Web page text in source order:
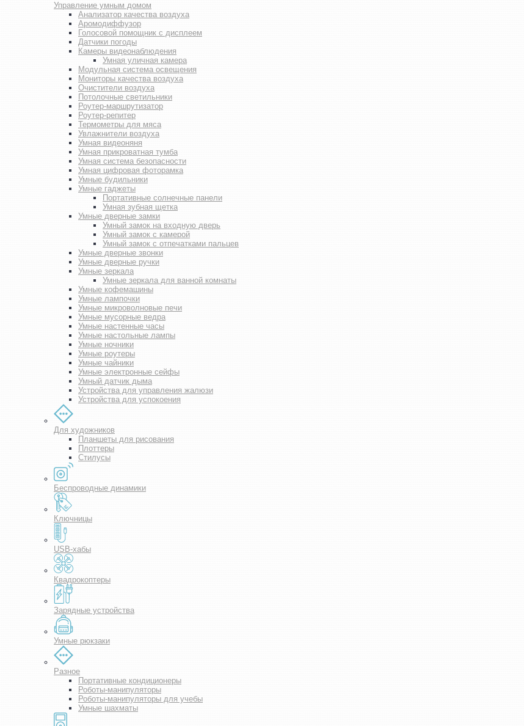
Управление умным домом
Анализатор качества воздуха
Аромодиффузор
Голосовой помощник с дисплеем
Датчики погоды
Камеры видеонаблюдения
Умная уличная камера
Модульная система освещения
Мониторы качества воздуха
Очистители воздуха
Потолочные светильники
Роутер-маршрутизатор
Роутер-репитер
Термометры для мяса
Увлажнители воздуха
Умная видеоняня
Умная прикроватная тумба
Умная система безопасности
Умная цифровая фоторамка
Умные будильники
Умные гаджеты
Портативные солнечные панели
Умная зубная щетка
Умные дверные замки
Умный замок на входную дверь
Умный замок с камерой
Умный замок с отпечатками пальцев
Умные дверные звонки
Умные дверные ручки
Умные зеркала
Умные зеркала для ванной комнаты
Умные кофемашины
Умные лампочки
Умные микроволновые печи
Умные мусорные ведра
Умные настенные часы
Умные настольные лампы
Умные ночники
Умные роутеры
Умные чайники
Умные электронные сейфы
Умный датчик дыма
Устройства для управления жалюзи
Устройства для успокоения
Для художников
Планшеты для рисования
Плоттеры
Стилусы
Беспроводные динамики
Ключницы
USB-хабы
Квадрокоптеры
Зарядные устройства
Умные рюкзаки
Разное
Портативные кондиционеры
Роботы-манипуляторы
Роботы-манипуляторы для учебы
Умные шахматы